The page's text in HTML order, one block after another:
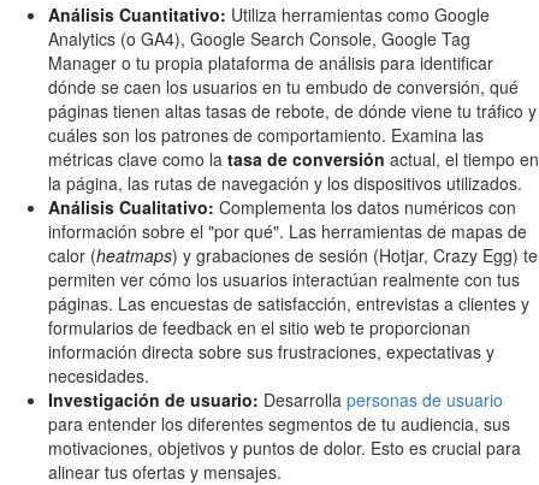
Análisis Cuantitativo: Utiliza herramientas como Google
Analytics (o GA4), Google Search Console, Google Tag
Manager o tu propia plataforma de análisis para identificar
dónde se caen los usuarios en tu embudo de conversión, qué
páginas tienen altas tasas de rebote, de dónde viene tu tráfico y
cuáles son los patrones de comportamiento. Examina las
métricas clave como la tasa de conversión actual, el tiempo en
la página, las rutas de navegación y los dispositivos utilizados.
Análisis Cualitativo: Complementa los datos numéricos con
información sobre el "por qué". Las herramientas de mapas de
calor (heatmaps) y grabaciones de sesión (Hotjar, Crazy Egg) te
permiten ver cómo los usuarios interactúan realmente con tus
páginas. Las encuestas de satisfacción, entrevistas a clientes y
formularios de feedback en el sitio web te proporcionan
información directa sobre sus frustraciones, expectativas y
necesidades.
Investigación de usuario: Desarrolla personas de usuario
para entender los diferentes segmentos de tu audiencia, sus
motivaciones, objetivos y puntos de dolor. Esto es crucial para
alinear tus ofertas y mensajes.